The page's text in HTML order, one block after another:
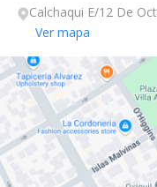
Calchaqui E/12 De
Buenos Aires.
Ver mapa